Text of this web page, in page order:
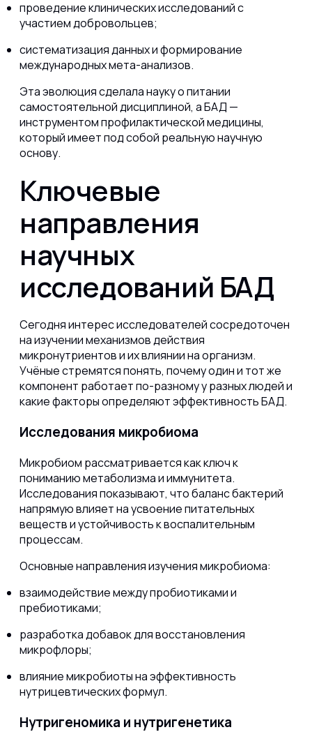
проведение клинических исследований с
участием добровольцев;
систематизация данных и формирование
международных мета-анализов.
Эта эволюция сделала науку о питании
самостоятельной дисциплиной, а БАД —
инструментом профилактической медицины,
который имеет под собой реальную научную
основу.
Ключевые
направления
научных
исследований БАД
Сегодня интерес исследователей сосредоточен
на изучении механизмов действия
микронутриентов и их влиянии на организм.
Учёные стремятся понять, почему один и тот же
компонент работает по-разному у разных людей и
какие факторы определяют эффективность БАД.
Исследования микробиома
Микробиом рассматривается как ключ к
пониманию метаболизма и иммунитета.
Исследования показывают, что баланс бактерий
напрямую влияет на усвоение питательных
веществ и устойчивость к воспалительным
процессам.
Основные направления изучения микробиома:
взаимодействие между пробиотиками и
пребиотиками;
разработка добавок для восстановления
микрофлоры;
влияние микробиоты на эффективность
нутрицевтических формул.
Нутригеномика и нутригенетика